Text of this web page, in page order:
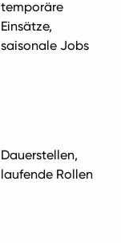
temporäre
Einsätze,
saisonale Jobs
Dauerstellen,
laufende Rollen